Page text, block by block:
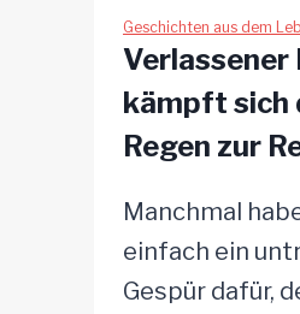
in
Geschichten aus dem
Verlassener
kämpft sich
Regen zur
Manchmal
einfach ein
Gespür dafür,